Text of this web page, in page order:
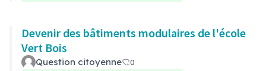
Devenir des bâtiments modulaires de l'école
Vert Bois
Question citoyenne
0